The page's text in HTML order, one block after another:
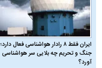
ایران فقط ۸ رادار هواشناسی فعال دارد؛
جنگ و تحریم چه بلایی سر هواشناسی
آورد؟